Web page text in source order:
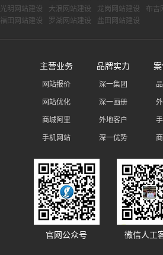
光明网站建设 大浪网站建设 龙岗网站建设 布吉
福田网站建设 罗湖网站建设 盐田网站建设
主营业务
网站报价
网站优化
商城阿里
手机网站
品牌实力
深一集团
深一画册
外地客户
深一优势
官网公众号 微信人工